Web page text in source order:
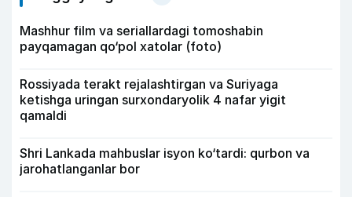
Mashhur film va seriallardagi tomoshabin
payqamagan qo‘pol xatolar (foto)
Rossiyada terakt rejalashtirgan va Suriyaga
ketishga uringan surxondaryolik 4 nafar yigit
qamaldi
Shri Lankada mahbuslar isyon ko‘tardi: qurbon va
jarohatlanganlar bor